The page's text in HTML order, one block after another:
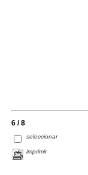
6 / 8
seleccionar
imprimir